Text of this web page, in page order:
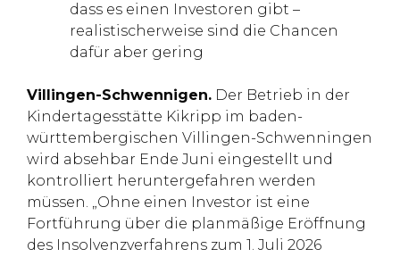
dass es einen Investoren gibt –
realistischerweise sind die Chancen
dafür aber gering
Villingen-Schwennigen. Der Betrieb in der
Kindertagesstätte Kikripp im baden-
württembergischen Villingen-Schwenningen
wird absehbar Ende Juni eingestellt und
kontrolliert heruntergefahren werden
müssen. „Ohne einen Investor ist eine
Fortführung über die planmäßige Eröffnung
des Insolvenzverfahrens zum 1. Juli 2026